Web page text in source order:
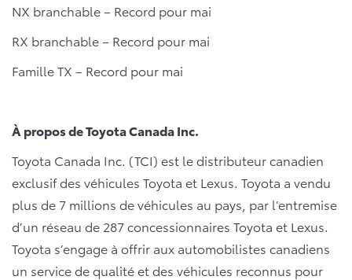
NX branchable – Record pour mai
RX branchable – Record pour mai
Famille TX – Record pour mai
À propos de Toyota Canada Inc.
Toyota Canada Inc. (TCI) est le distributeur canadien
exclusif des véhicules Toyota et Lexus. Toyota a vendu
plus de 7 millions de véhicules au pays, par l’entremise
d’un réseau de 287 concessionnaires Toyota et Lexus.
Toyota s’engage à offrir aux automobilistes canadiens
un service de qualité et des véhicules reconnus pour